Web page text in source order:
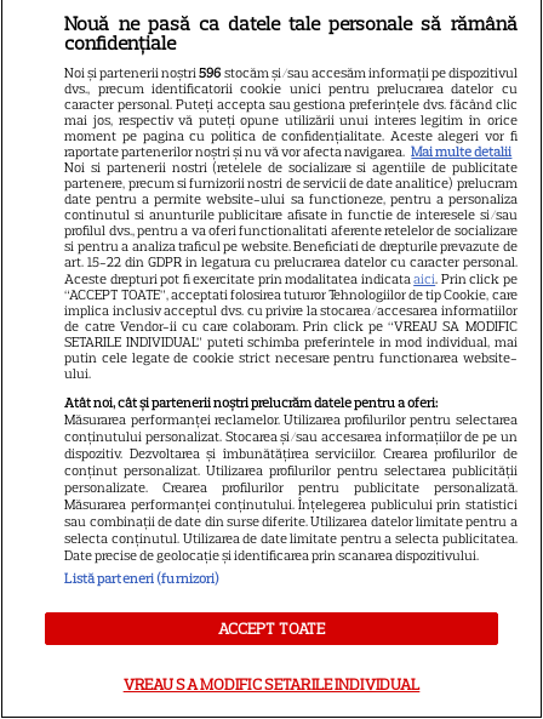
4
VEDETE ROMÂNEŞTI
pentru prima dată la 46 de ani.
Ce nume deosebit a ales
pentru fetița lui
9
TELEVIZIUNE
Grila TV de toamnă 2026: toate
premierele confirmate la Pro
TV și Antena 1. Ce show-uri și
seriale revin din septembrie
Despre Tvmania
Contacte televiziuni
Nouă ne pasă ca datele tale personale să rămână
confidențiale
Noi și partenerii noștri596 stocăm și/sau accesăm informații pe dispozitivul
dvs., precum identificatorii cookie unici pentru prelucrarea datelor cu
caracter personal. Puteți accepta sau gestiona preferințele dvs. făcând clic
mai jos, respectiv vă puteți opune utilizării unui interes legitim în orice
moment pe pagina cu politica de confidențialitate. Aceste alegeri vor fi
raportate partenerilor noștri și nu vă vor afecta navigarea. Mai multe detalii
Noi si partenerii nostri (retelele de socializare si agentiile de publicitate
partenere, precum si furnizorii nostri de servicii de date analitice) prelucram
date pentru a permite website-ului sa functioneze, pentru a personaliza
continutul si anunturile publicitare afisate in functie de interesele si/sau
profilul dvs., pentru a va oferi functionalitati aferente retelelor de socializare
si pentru a analiza traficul pe website. Beneficiati de drepturile prevazute de
art. 15-22 din GDPR in legatura cu prelucrarea datelor cu caracter personal.
Aceste drepturi pot fi exercitate prin modalitatea indicataaici. Prin click pe
“ACCEPT TOATE”, acceptati folosirea tuturor Tehnologiilor de tip Cookie, care
implica inclusiv acceptul dvs. cu privire la stocarea/accesarea informatiilor
de catre Vendor-ii cu care colaboram. Prin click pe “VREAU SA MODIFIC
SETARILE INDIVIDUAL” puteti schimba preferintele in mod individual, mai
putin cele legate de cookie strict necesare pentru functionarea website-
ului.
Atât noi, cât și partenerii noștri prelucrăm datele pentru a oferi:
Măsurarea performanței reclamelor. Utilizarea profilurilor pentru selectarea
conținutului personalizat. Stocarea și/sau accesarea informațiilor de pe un
dispozitiv. Dezvoltarea și îmbunătățirea serviciilor. Crearea profilurilor de
conținut personalizat. Utilizarea profilurilor pentru selectarea publicității
personalizate. Crearea profilurilor pentru publicitate personalizată.
Măsurarea performanței conținutului. Înțelegerea publicului prin statistici
sau combinații de date din surse diferite. Utilizarea datelor limitate pentru a
selecta conținutul. Utilizarea de date limitate pentru a selecta publicitatea.
Date precise de geolocație și identificarea prin scanarea dispozitivului.
Listă parteneri (furnizori)
ACCEPT TOATE
VREAU SA MODIFIC SETARILE INDIVIDUAL